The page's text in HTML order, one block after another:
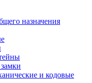
назначения
и кодовые